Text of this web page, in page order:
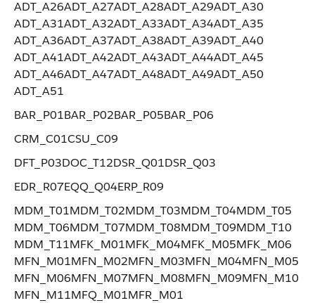
ADT_A26​ ​ADT_A27​ ​ADT_A28​ ​ADT_A29​ ​ADT_A30​ ​
ADT_A31​ ​ADT_A32​ ​ADT_A33​ ​ADT_A34​ ​ADT_A35​ ​
ADT_A36​ ​ADT_A37​ ​ADT_A38​ ​ADT_A39​ ​ADT_A40​ ​
ADT_A41​ ​ADT_A42​ ​ADT_A43​ ​ADT_A44​ ​ADT_A45​ ​
ADT_A46​ ​ADT_A47​ ​ADT_A48​ ​ADT_A49​ ​ADT_A50​ ​
ADT_A51
BAR_P01​ ​BAR_P02​ ​BAR_P05​ ​BAR_P06
CRM_C01​ ​CSU_C09
DFT_P03​ ​DOC_T12​ ​DSR_Q01​ ​DSR_Q03
EDR_R07​ ​EQQ_Q04​ ​ERP_R09
MDM_T01​ ​MDM_T02​ ​MDM_T03​ ​MDM_T04​ ​MDM_T05​ ​
MDM_T06​ ​MDM_T07​ ​MDM_T08​ ​MDM_T09​ ​MDM_T10​ ​
MDM_T11​ ​MFK_M01​ ​MFK_M04​ ​MFK_M05​ ​MFK_M06​ ​
MFN_M01​ ​MFN_M02​ ​MFN_M03​ ​MFN_M04​ ​MFN_M05​ ​
MFN_M06​ ​MFN_M07​ ​MFN_M08​ ​MFN_M09​ ​MFN_M10​ ​
MFN_M11​ ​MFQ_M01​ ​MFR_M01